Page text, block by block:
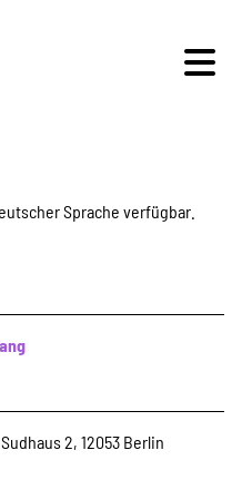
Sprache verfügbar.
2, 12053 Berlin